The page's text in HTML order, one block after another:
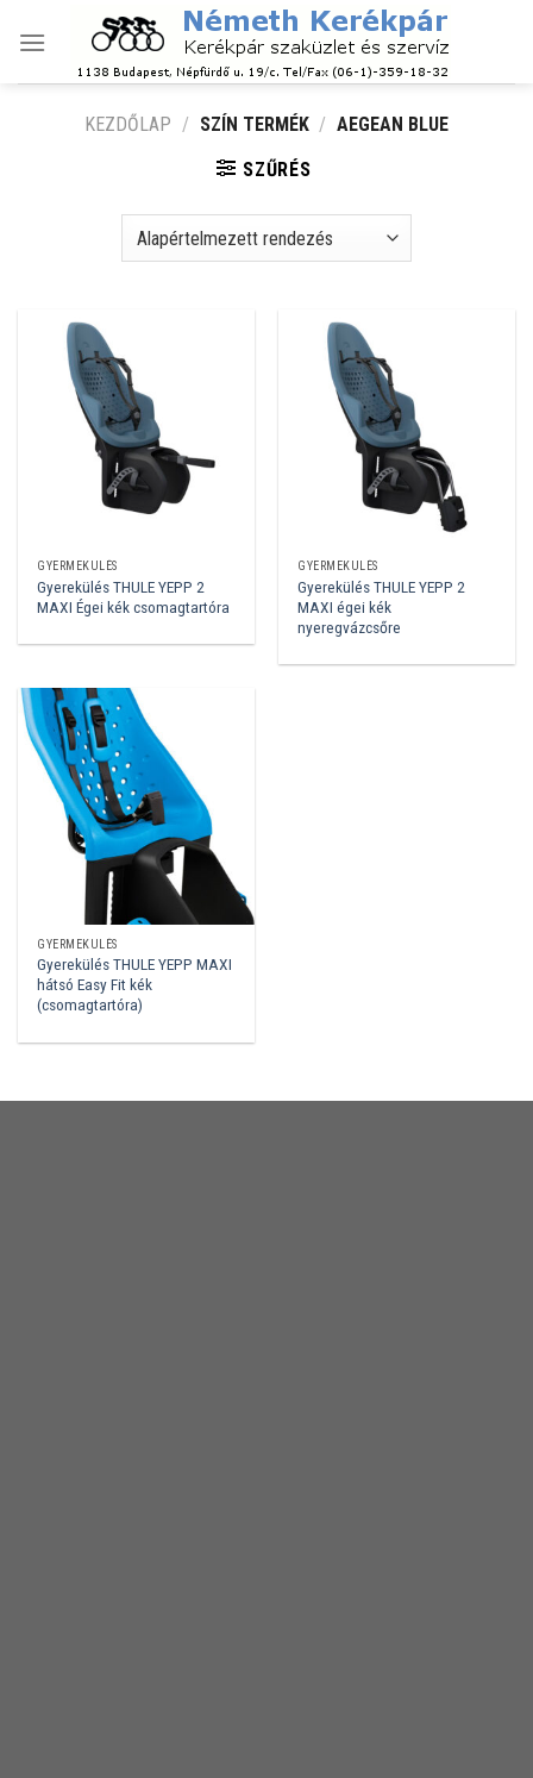
KEZDŐLAP / SZÍN TERMÉK / AEGEAN BLUE
SZŰRÉS
GYERMEKÜLÉS
Gyerekülés THULE YEPP 2
MAXI Égei kék csomagtartóra
GYERMEKÜLÉS
Gyerekülés THULE YEPP 2
MAXI égei kék
nyeregvázcsőre
GYERMEKÜLÉS
Gyerekülés THULE YEPP MAXI
hátsó Easy Fit kék
(csomagtartóra)